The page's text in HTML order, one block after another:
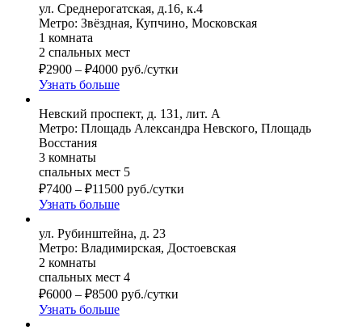
ул. Среднерогатская, д.16, к.4
Метро: Звёздная, Купчино, Московская
1 комната
2 спальных мест
₽2900 – ₽4000 руб./сутки
Узнать больше
Невский проспект, д. 131, лит. А
Метро: Площадь Александра Невского, Площадь
Восстания
3 комнаты
спальных мест 5
₽7400 – ₽11500 руб./сутки
Узнать больше
ул. Рубинштейна, д. 23
Метро: Владимирская, Достоевская
2 комнаты
спальных мест 4
₽6000 – ₽8500 руб./сутки
Узнать больше